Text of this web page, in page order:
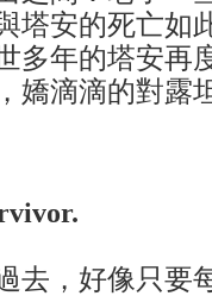
塔安的死亡如
多年的塔安再
嬌滴滴的對露
去，好像只要